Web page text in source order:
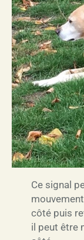
Ce signal
côté puis
il peut être